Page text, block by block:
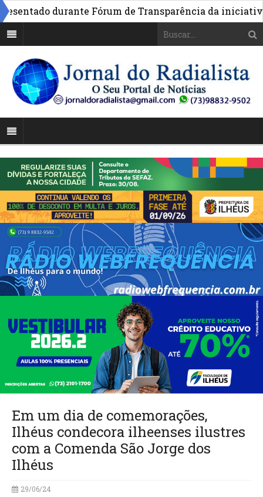
durante Fórum de Transparência da iniciativa em
Em um dia de comemorações,
Ilhéus condecora ilheenses ilustres
com a Comenda São Jorge dos
Ilhéus
29/06/24